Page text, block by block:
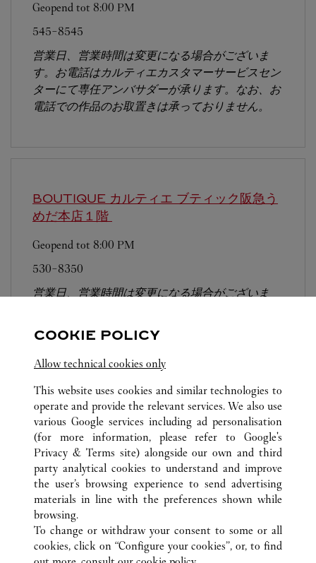
Geopend tot 8:00 PM
545-8545
営業日、営業時間は変更になる場合がございま
す。お電話はカルティエカスタマーサービスセン
ターにて専任アンバサダーが承ります。なお、お
電話での作品のお取置きは承っておりません。
BOUTIQUE カルティエ ブティック阪急う
めだ本店１階
Geopend tot 8:00 PM
530-8350
営業日、営業時間は変更になる場合がございま
電話での作品のお取置きは承っておりません。
ALL CARTIER LOCATIONS JAPAN 大阪府
大阪市
中央区難波5-1-5
KLANTENSERVICE
CONTACT
VEELGESTELDE VRAGEN
COOKIE POLICY
Allow technical cookies only
This website uses cookies and similar technologies to
operate and provide the relevant services. We also use
various Google services including ad personalisation
(for more information, please refer to Google's
Privacy & Terms site) alongside our own and third
party analytical cookies to understand and improve
the user’s browsing experience to send advertising
materials in line with the preferences shown while
browsing.
To change or withdraw your consent to some or all
cookies, click on “Configure your cookies”, or, to find